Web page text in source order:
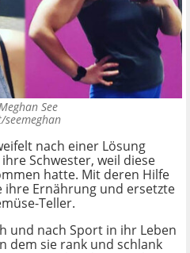
See
nach einer Lösung
Schwester, weil diese
hatte. Mit deren Hilfe
ihre Ernährung und ersetzte
Teller.
und nach Sport in ihr Leben
dem sie rank und schlank